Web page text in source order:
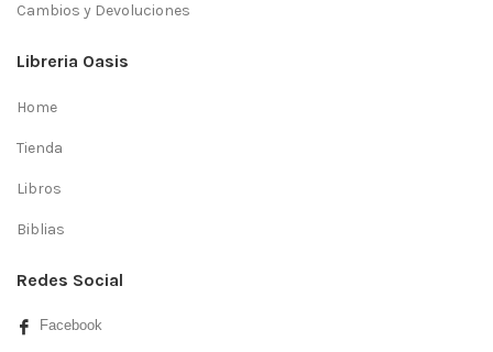
Cambios y Devoluciones
Libreria Oasis
Home
Tienda
Libros
Biblias
Redes Social
Facebook